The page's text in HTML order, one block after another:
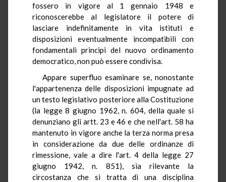
fossero in vigore al 1 gennaio 1948 e
riconoscerebbe al legislatore il potere di
lasciare indefinitamente in vita istituti e
disposizioni eventualmente incompatibili con
fondamentali principi del nuovo ordinamento
democratico, non può essere condivisa.
Appare superfluo esaminare se, nonostante
l'appartenenza delle disposizioni impugnate ad
un testo legislativo posteriore alla Costituzione
(la legge 8 giugno 1962, n. 604, della quale si
denunziano gli artt. 23 e 46 e che nell'art. 58 ha
mantenuto in vigore anche la terza norma presa
in considerazione da due delle ordinanze di
rimessione, vale a dire l'art. 4 della legge 27
giugno 1942, n. 851), sia rilevante la
circostanza che si tratta di una disciplina